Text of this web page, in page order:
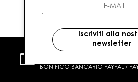
CARTA DI
BONIFICO BANCARIO PAYPAL /
Iscriviti alla
newsletter